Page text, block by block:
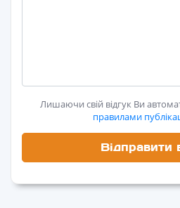
Лишаючи свій відгук Ви
правилами